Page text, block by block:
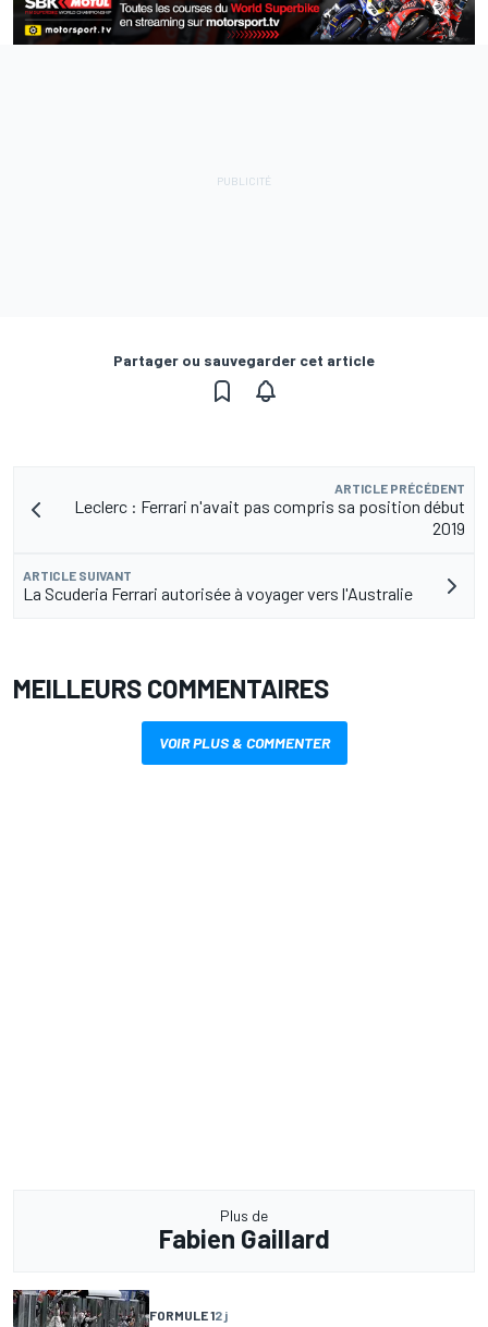
Partager ou sauvegarder cet article
ARTICLE PRÉCÉDENT
Leclerc : Ferrari n'avait pas compris sa position début
2019
ARTICLE SUIVANT
La Scuderia Ferrari autorisée à voyager vers l'Australie
MEILLEURS COMMENTAIRES
VOIR PLUS & COMMENTER
Plus de
Fabien Gaillard
FORMULE 12 j